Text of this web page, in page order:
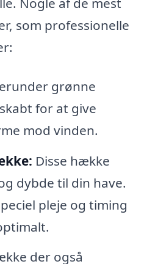
som professionelle
grønne
for at give
mod vinden.
Disse hække
dybde til din have.
pleje og timing
der også